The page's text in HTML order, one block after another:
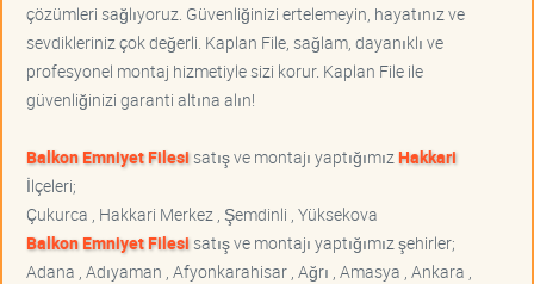
çözümleri sağlıyoruz. Güvenliğinizi ertelemeyin, hayatınız ve
sevdikleriniz çok değerli. Kaplan File, sağlam, dayanıklı ve
profesyonel montaj hizmetiyle sizi korur. Kaplan File ile
güvenliğinizi garanti altına alın!
Balkon Emniyet Filesisatış ve montajı yaptığımız Hakkari
İlçeleri;
Çukurca , Hakkari Merkez , Şemdinli , Yüksekova
Balkon Emniyet Filesisatış ve montajı yaptığımız şehirler;
Adana , Adıyaman , Afyonkarahisar , Ağrı , Amasya , Ankara ,